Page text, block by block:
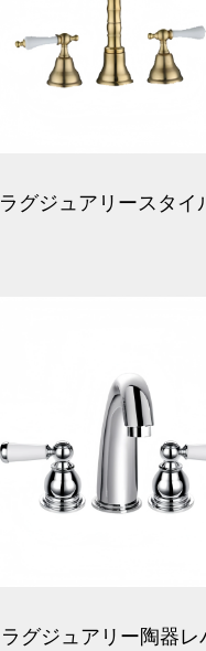
ラグジュアリースタイ
ド）
ラグジュアリー陶器レ